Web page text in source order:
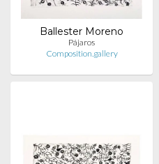
Ballester Moreno
Pájaros
Composition.gallery